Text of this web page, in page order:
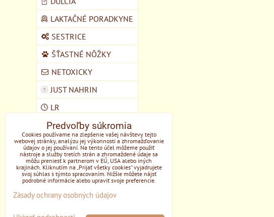
LAKTAČNÉ PORADKYNE
SESTRICE
ŠŤASTNÉ NÔŽKY
NETOXICKY
JUST NAHRIN
LR
VEGMART
MYCOMEDICA
DOMŠKOLA ŽIVOZEM
STUPAVA
Predvoľby súkromia
Cookies používame na zlepšenie vašej návštevy tejto
webovej stránky, analýzu jej výkonnosti a zhromažďovanie
údajov o jej používaní. Na tento účel môžeme použiť
nástroje a služby tretích strán a zhromaždené údaje sa
môžu preniesť k partnerom v EÚ, USA alebo iných
krajinách. Kliknutím na „Prijať všetky cookies“ vyjadrujete
svoj súhlas s týmto spracovaním. Nižšie môžete nájsť
podrobné informácie alebo upraviť svoje preferencie.
Zásady ochrany osobných údajov